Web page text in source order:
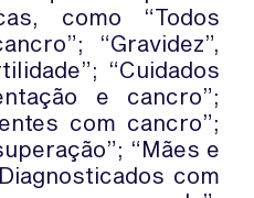
como “Todos
“Gravidez”,
“Cuidados
e cancro”;
com cancro”;
“Mães e
com